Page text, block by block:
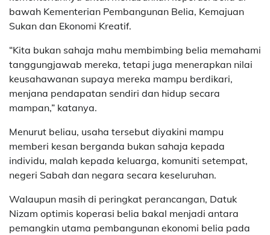
bawah Kementerian Pembangunan Belia, Kemajuan
Sukan dan Ekonomi Kreatif.
“Kita bukan sahaja mahu membimbing belia memahami
tanggungjawab mereka, tetapi juga menerapkan nilai
keusahawanan supaya mereka mampu berdikari,
menjana pendapatan sendiri dan hidup secara
mampan,” katanya.
Menurut beliau, usaha tersebut diyakini mampu
memberi kesan berganda bukan sahaja kepada
individu, malah kepada keluarga, komuniti setempat,
negeri Sabah dan negara secara keseluruhan.
Walaupun masih di peringkat perancangan, Datuk
Nizam optimis koperasi belia bakal menjadi antara
pemangkin utama pembangunan ekonomi belia pada